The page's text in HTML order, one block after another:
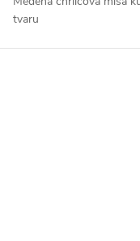
tvaru